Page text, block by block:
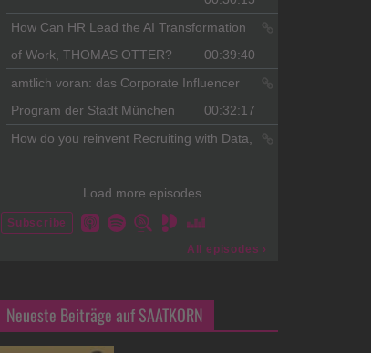
Neueste Beiträge auf SAATKORN